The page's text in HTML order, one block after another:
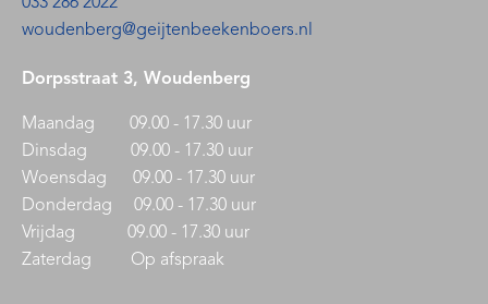
woudenberg@geijtenbeekenboers.nl
Dorpsstraat 3, Woudenberg
Maandag 09.00 - 17.30 uur
Dinsdag 09.00 - 17.30 uur
Woensdag 09.00 - 17.30 uur
Donderdag 09.00 - 17.30 uur
Vrijdag 09.00 - 17.30 uur
Zaterdag Op afspraak